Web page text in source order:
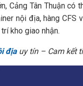
Cảng Tân Thuận
nội địa, hàng CFS
kho giao nhận.
địauy tín – Cam kết